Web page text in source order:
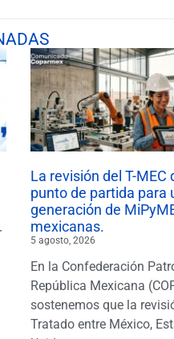
La revisión del T-MEC
punto de partida para
generación de
mexicanas.
5 agosto, 2026
En la Confederación
República Mexicana
sostenemos que la
Tratado entre México,